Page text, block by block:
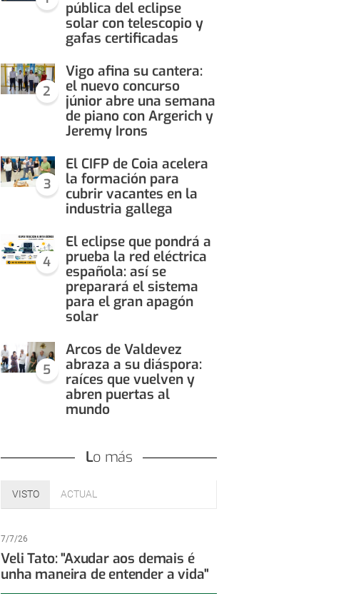
pública del eclipse
solar con telescopio y
gafas certificadas
2
Vigo afina su cantera:
el nuevo concurso
júnior abre una semana
de piano con Argerich y
Jeremy Irons
3
El CIFP de Coia acelera
la formación para
cubrir vacantes en la
industria gallega
4
El eclipse que pondrá a
prueba la red eléctrica
española: así se
preparará el sistema
para el gran apagón
solar
5
Arcos de Valdevez
abraza a su diáspora:
raíces que vuelven y
abren puertas al
mundo
Lo más
VISTO ACTUAL
7/7/26
Veli Tato: "Axudar aos demais é
unha maneira de entender a vida"